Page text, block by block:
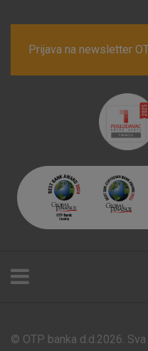
Prijava na newsletter
Poslovnice i bankomati
© OTP banka d.d.2026.